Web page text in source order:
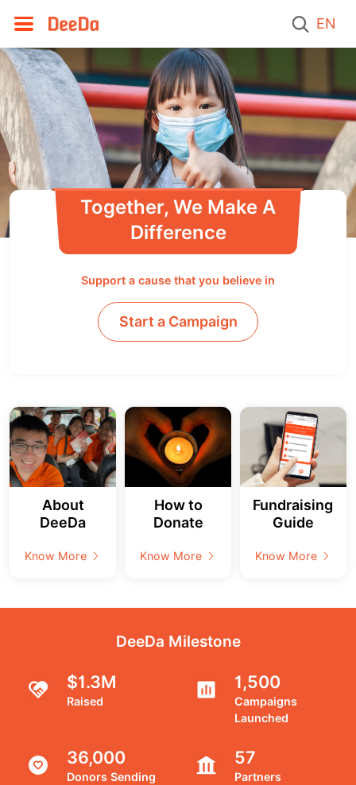
EN
Together, We Make A
Difference
Support a cause that you believe in
Start a Campaign
About
DeeDa
Know More
How to
Donate
Know More
Fundraising
Guide
Know More
DeeDa Milestone
$1.3M
Raised
1,500
Campaigns
Launched
36,000
Donors Sending
57
Partners